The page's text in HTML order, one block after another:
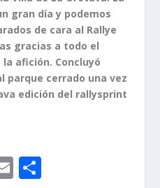
gran día y podemos
de cara al Rallye
gracias a todo el
afición. Concluyó
parque cerrado una vez
edición del rallysprint
E